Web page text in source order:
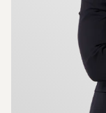
Köket är i
arbetsytor,
inspirerande.
sovrum, båda
skrivbord och